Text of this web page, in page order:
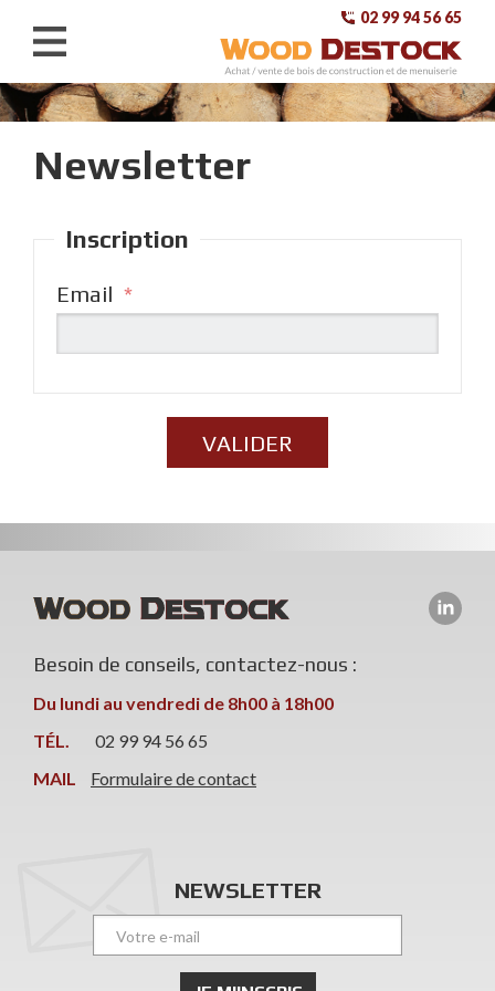
ACHETEZ
VENDEZ
02 99 94 56 65
Newsletter
Inscription
Email *
Besoin de conseils, contactez-nous :
Du lundi au vendredi de 8h00 à 18h00
TÉL.
02 99 94 56 65
MAIL
Formulaire de contact
NEWSLETTER